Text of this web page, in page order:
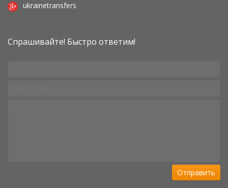
ukrainetransfers
Спрашивайте! Быстро ответим!
Отправить